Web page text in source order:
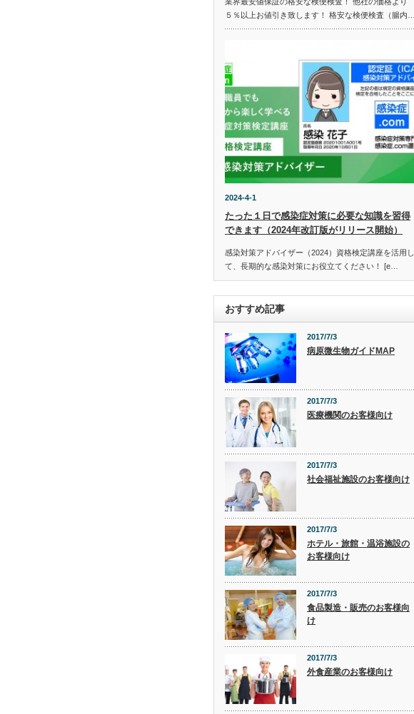
５％以上お値引き致します！ 格安な検便検査（腸内…
2024-4-1
たった１日で感染症対策に必要な知識を習得
できます（2024年改訂版がリリース開始）
感染対策アドバイザー（2024）資格検定講座を活用し
て、長期的な感染対策にお役立てください！ [e…
おすすめ記事
2017/7/3
病原微生物ガイドMAP
2017/7/3
医療機関のお客様向け
2017/7/3
社会福祉施設のお客様向け
2017/7/3
ホテル・旅館・温浴施設の
お客様向け
2017/7/3
食品製造・販売のお客様向
け
2017/7/3
外食産業のお客様向け